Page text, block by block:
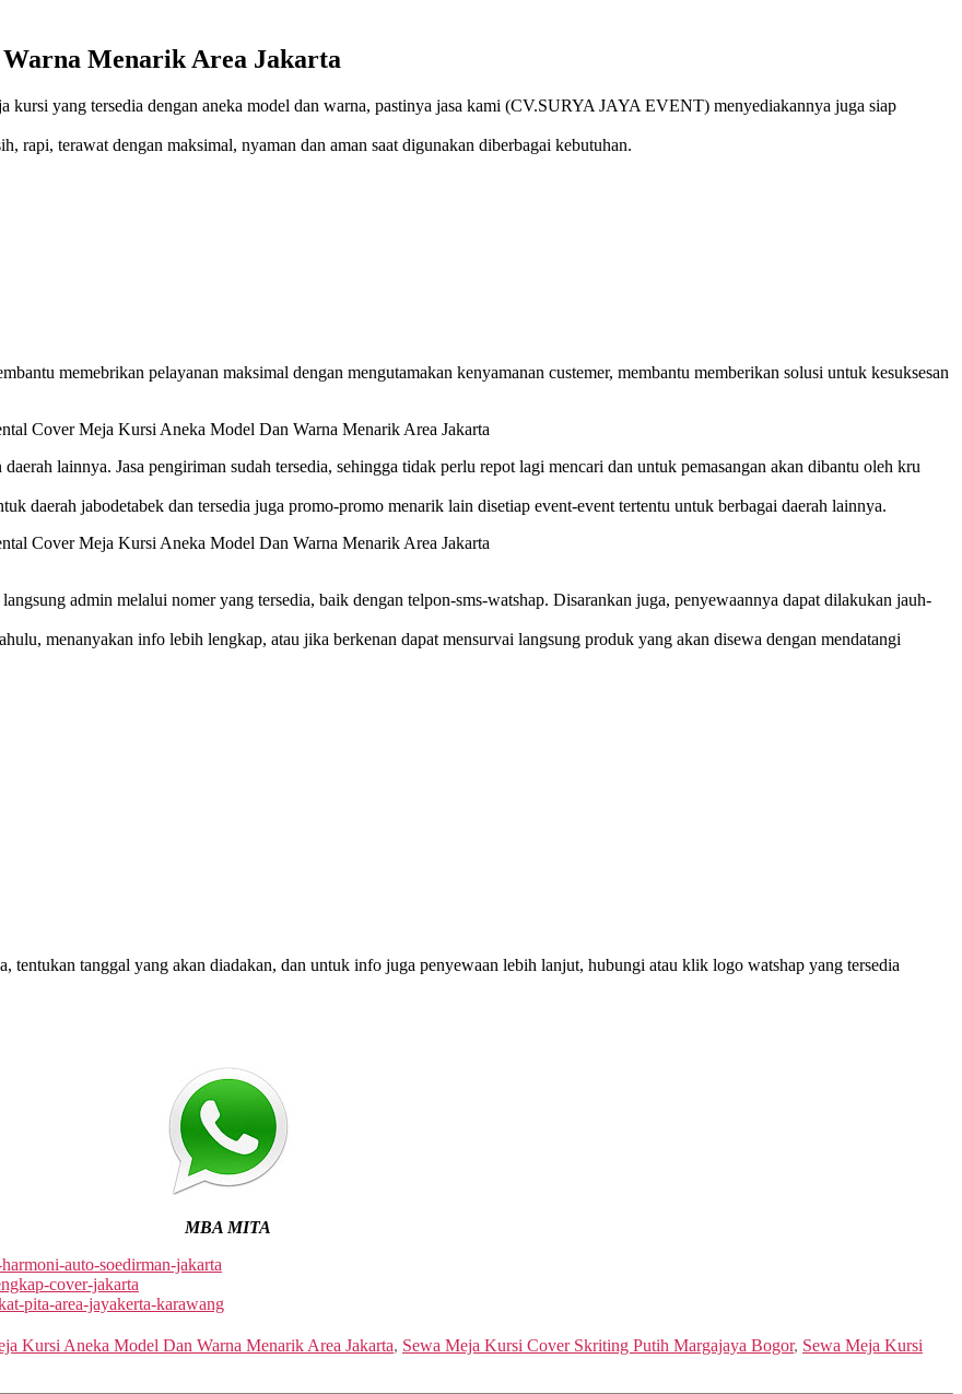
Aneka
Dan
Menarik
Menarik Area Jakarta
kursi yang tersedia dengan aneka model dan warna, pastinya jasa kami (CV.SURYA JAYA EVENT) menyediakannya juga siap
rapi, terawat dengan maksimal, nyaman dan aman saat digunakan diberbagai kebutuhan.
memebrikan pelayanan maksimal dengan mengutamakan kenyamanan custemer, membantu memberikan solusi untuk kesuksesan
lainnya. Jasa pengiriman sudah tersedia, sehingga tidak perlu repot lagi mencari dan untuk pemasangan akan dibantu oleh kru
daerah jabodetabek dan tersedia juga promo-promo menarik lain disetiap event-event tertentu untuk berbagai daerah lainnya.
admin melalui nomer yang tersedia, baik dengan telpon-sms-watshap. Disarankan juga, penyewaannya dapat dilakukan jauh-
menanyakan info lebih lengkap, atau jika berkenan dapat mensurvai langsung produk yang akan disewa dengan mendatangi
tentukan tanggal yang akan diadakan, dan untuk info juga penyewaan lebih lanjut, hubungi atau klik logo watshap yang tersedia
MBA MITA
auto-soedirman-jakarta
cover-jakarta
pita-area-jayakerta-karawang
Kursi Aneka Model Dan Warna Menarik Area Jakarta, Sewa Meja Kursi Cover Skriting Putih Margajaya Bogor, Sewa Meja Kursi